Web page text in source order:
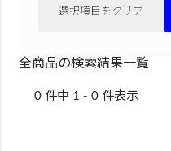
選択項目をクリア
全商品の検索結果一覧
0 件中 1 - 0 件表示